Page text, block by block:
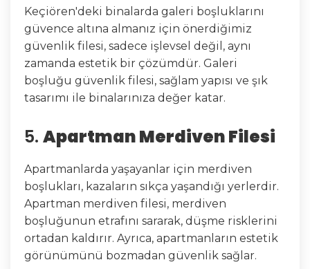
Keçiören'deki binalarda galeri boşluklarını
güvence altına almanız için önerdiğimiz
güvenlik filesi, sadece işlevsel değil, aynı
zamanda estetik bir çözümdür. Galeri
boşluğu güvenlik filesi, sağlam yapısı ve şık
tasarımı ile binalarınıza değer katar.
5. Apartman Merdiven Filesi
Apartmanlarda yaşayanlar için merdiven
boşlukları, kazaların sıkça yaşandığı yerlerdir.
Apartman merdiven filesi, merdiven
boşluğunun etrafını sararak, düşme risklerini
ortadan kaldırır. Ayrıca, apartmanların estetik
görünümünü bozmadan güvenlik sağlar.